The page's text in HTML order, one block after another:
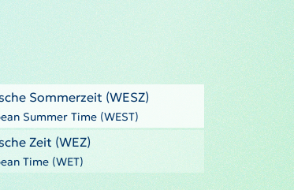
Sommerzeit (WESZ)
Summer Time (WEST)
Zeit (WEZ)
Time (WET)